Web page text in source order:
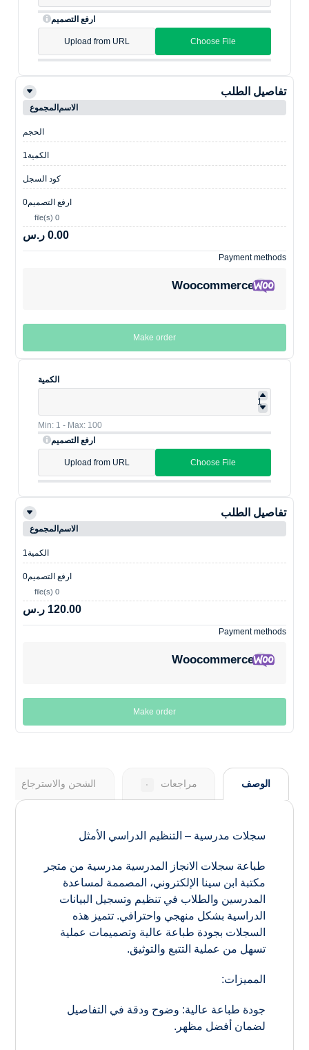
ارفع التصميم
Choose File
Upload from URL
تفاصيل الطلب
الاسمالمجموع
الحجم
الكمية1
كود السجل
ارفع التصميم
0 file(s)
0
0.00 ر.س
Payment methods
Woocommerce
Make order
الكمية
Min: 1 - Max: 100
ارفع التصميم
Choose File
Upload from URL
تفاصيل الطلب
الاسمالمجموع
الكمية1
ارفع التصميم
0 file(s)
0
120.00 ر.س
Payment methods
Woocommerce
Make order
الوصف مراجعات ٠ الشحن والاسترجاع
سجلات مدرسية – التنظيم الدراسي الأمثل
طباعة سجلات الانجاز المدرسية مدرسية من متجر
مكتبة ابن سينا الإلكتروني، المصممة لمساعدة
المدرسين والطلاب في تنظيم وتسجيل البيانات
الدراسية بشكل منهجي واحترافي. تتميز هذه
السجلات بجودة طباعة عالية وتصميمات عملية
تسهل من عملية التتبع والتوثيق.
المميزات:
جودة طباعة عالية: وضوح ودقة في التفاصيل
لضمان أفضل مظهر.